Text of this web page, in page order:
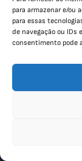
para armazenar e/ou
para essas
de navegação ou
consentimento pode
A Sim
solução de
da sua